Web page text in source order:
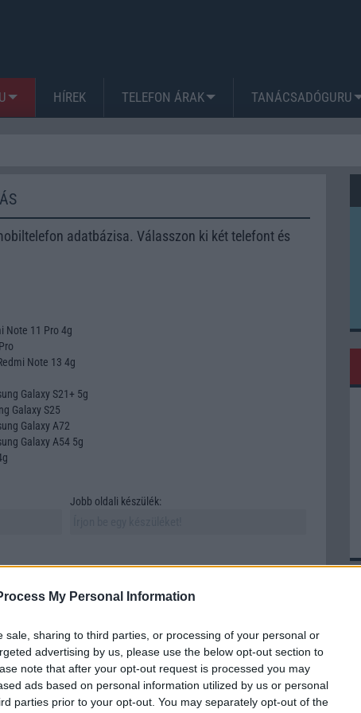
My Personal Information
sale, sharing to third parties, or processing of your personal or
advertising by us, please use the below opt-out section to
note that after your opt-out request is processed you may
ads based on personal information utilized by us or personal
parties prior to your opt-out. You may separately opt-out of the
HÍREK TELEFON ÁRAK TANÁCSADÓGURU
adatbázisa. Válasszon ki két telefont és
Note 11 Pro 4g
Note 13 4g
Galaxy S21+ 5g
Galaxy S25
Galaxy A72
Galaxy A54 5g
Jobb oldali készülék:
az egyik legfontosabb feladat azok számára, akik új
sokfélesége azonban számos szempontot vonz magára,
Ebben a cikkben összehasonlítunk két szabadon választott
az elemeket, amelyek a döntésünket meghatározzák.